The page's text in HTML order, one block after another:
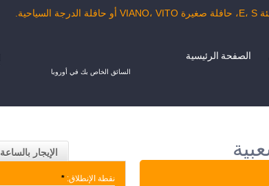
السائق الخاص بك في أوروبا
الصفحة الرئيسية
الإيجار بالساعة
نقطة الإنطلاق: *